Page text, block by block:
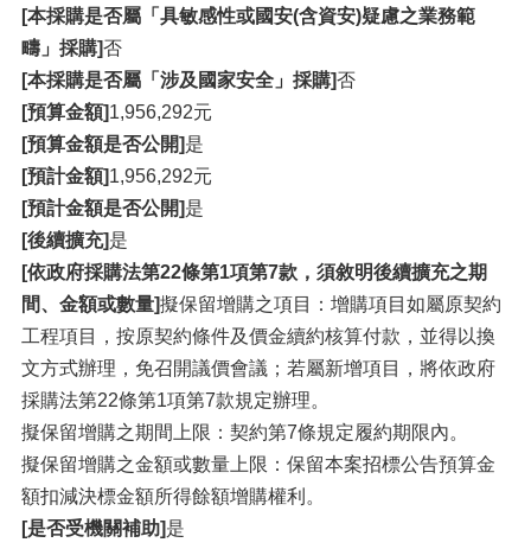
[本採購是否屬「具敏感性或國安(含資安)疑慮之業務範
疇」採購]否
[本採購是否屬「涉及國家安全」採購]否
[預算金額]1,956,292元
[預算金額是否公開]是
[預計金額]1,956,292元
[預計金額是否公開]是
[後續擴充]是
[依政府採購法第22條第1項第7款，須敘明後續擴充之期
間、金額或數量]擬保留增購之項目：增購項目如屬原契約
工程項目，按原契約條件及價金續約核算付款，並得以換
文方式辦理，免召開議價會議；若屬新增項目，將依政府
採購法第22條第1項第7款規定辦理。
擬保留增購之期間上限：契約第7條規定履約期限內。
擬保留增購之金額或數量上限：保留本案招標公告預算金
額扣減決標金額所得餘額增購權利。
[是否受機關補助]是